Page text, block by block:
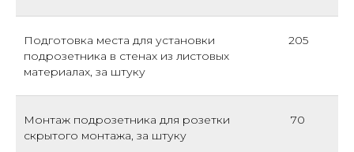
Подготовка места для установки
подрозетника в стенах из листовых
материалах, за штуку
205
Монтаж подрозетника для розетки
скрытого монтажа, за штуку
70